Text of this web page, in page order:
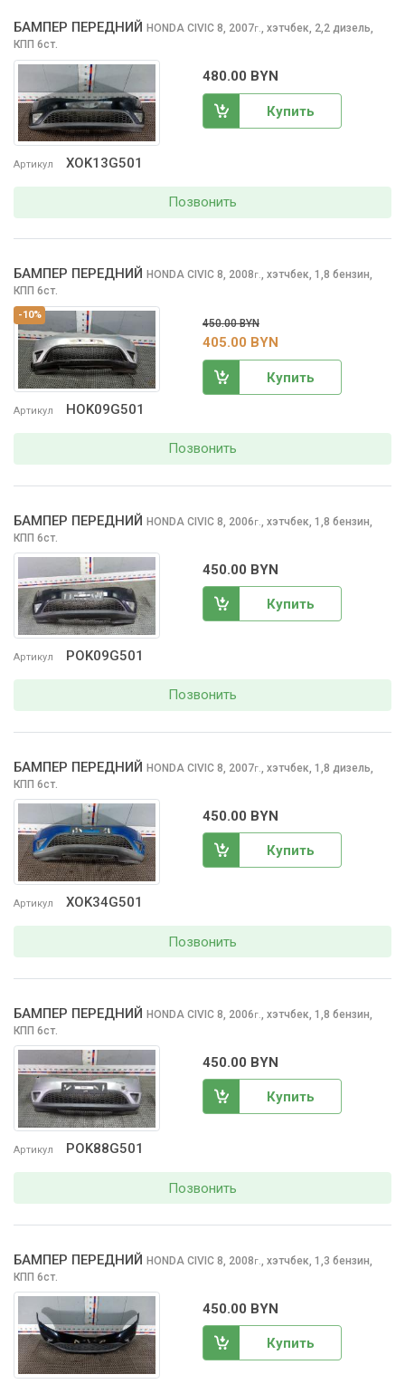
Артикул XOK13G501
БАМПЕР ПЕРЕДНИЙ HONDA CIVIC 8, 2007г., хэтчбек, 2,2 дизель,
КПП 6ст.
480.00 BYN
Купить
Позвонить
-10%
Артикул HOK09G501
БАМПЕР ПЕРЕДНИЙ HONDA CIVIC 8, 2008г., хэтчбек, 1,8 бензин,
КПП 6ст.
450.00 BYN
405.00 BYN
Купить
Позвонить
Артикул POK09G501
БАМПЕР ПЕРЕДНИЙ HONDA CIVIC 8, 2006г.
хэтчбек, 1,8 бензин,
КПП 6ст.
450.00 BYN
Купить
Позвонить
Артикул XOK34G501
БАМПЕР ПЕРЕДНИЙ HONDA CIVIC 8, 2007г.
хэтчбек, 1,8 дизель,
КПП 6ст.
450.00 BYN
Купить
Позвонить
Артикул POK88G501
БАМПЕР ПЕРЕДНИЙ HONDA CIVIC 8, 2006г. хэтчбек, 1,8 бензин,
КПП 6ст.
450.00 BYN
Купить
Позвонить
БАМПЕР ПЕРЕДНИЙ HONDA CIVIC 8, 2008г. хэтчбек, 1,3 бензин,
КПП 6ст.
450.00 BYN
Купить